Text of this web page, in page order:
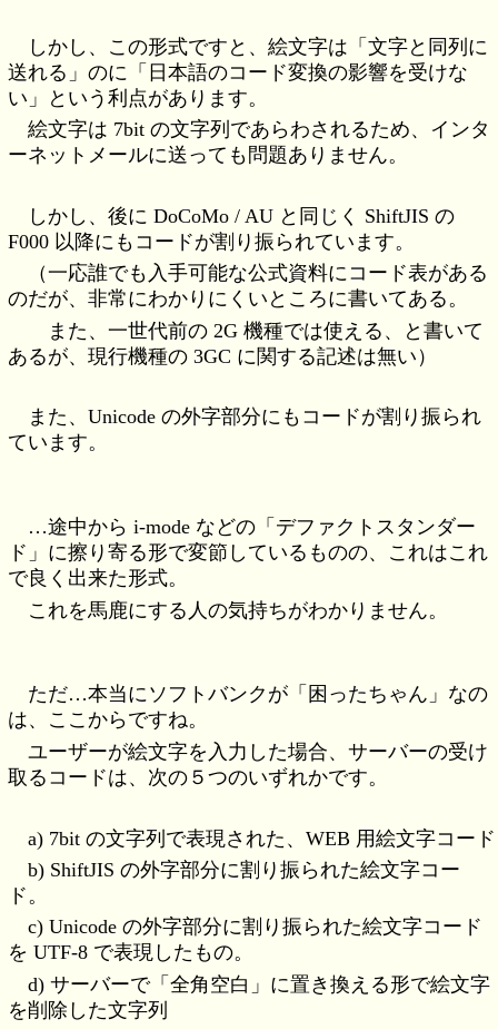
しかし、この形式ですと、絵文字は「文字と同列に
送れる」のに「日本語のコード変換の影響を受けな
い」という利点があります。
絵文字は 7bit の文字列であらわされるため、インタ
ーネットメールに送っても問題ありません。
しかし、後に DoCoMo / AU と同じく ShiftJIS の
F000 以降にもコードが割り振られています。
（一応誰でも入手可能な公式資料にコード表がある
のだが、非常にわかりにくいところに書いてある。
また、一世代前の 2G 機種では使える、と書いて
あるが、現行機種の 3GC に関する記述は無い）
また、Unicode の外字部分にもコードが割り振られ
ています。
…途中から i-mode などの「デファクトスタンダー
ド」に擦り寄る形で変節しているものの、これはこれ
で良く出来た形式。
これを馬鹿にする人の気持ちがわかりません。
ただ…本当にソフトバンクが「困ったちゃん」なの
は、ここからですね。
ユーザーが絵文字を入力した場合、サーバーの受け
取るコードは、次の５つのいずれかです。
a) 7bit の文字列で表現された、WEB 用絵文字コード
b) ShiftJIS の外字部分に割り振られた絵文字コー
ド。
c) Unicode の外字部分に割り振られた絵文字コード
を UTF-8 で表現したもの。
d) サーバーで「全角空白」に置き換える形で絵文字
を削除した文字列